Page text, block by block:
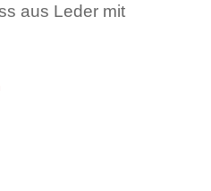
aus Leder mit